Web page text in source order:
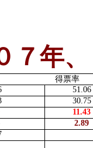
年、
票率
51.06
30.75
11.43
2.89